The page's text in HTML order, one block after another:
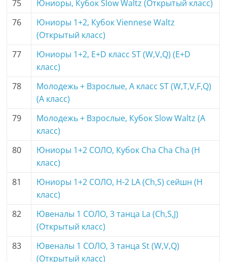
75
Юниоры, Кубок Slow Waltz (Открытый класс)
76
Юниоры 1+2, Кубок Viennese Waltz
(Открытый класс)
77
Юниоры 1+2, E+D класс ST (W,V,Q) (E+D
класс)
78
Молодежь + Взрослые, A класс ST (W,T,V,F,Q)
(A класс)
79
Молодежь + Взрослые, Кубок Slow Waltz (A
класс)
80
Юниоры 1+2 СОЛО, Кубок Cha Cha Cha (H
класс)
81
Юниоры 1+2 СОЛО, H-2 LA (Ch,S) сейшн (H
класс)
82
Ювеналы 1 СОЛО, 3 танца La (Ch,S,J)
(Открытый класс)
83
Ювеналы 1 СОЛО, 3 танца St (W,V,Q)
(Открытый класс)